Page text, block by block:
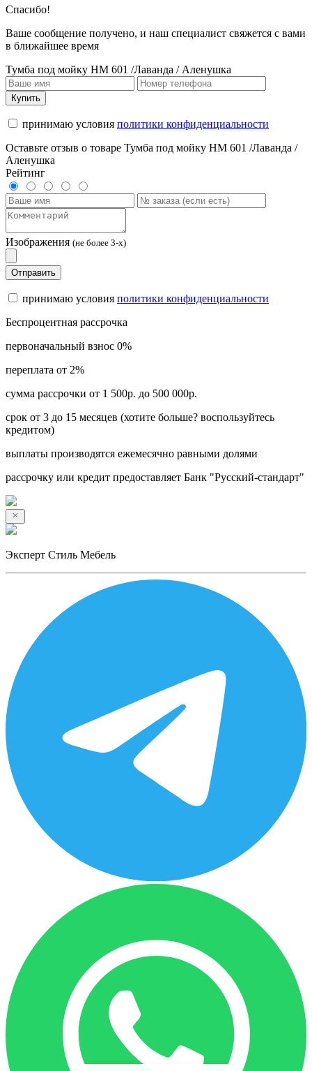
Спасибо!
Ваше сообщение получено, и наш специалист свяжется с вами
в ближайшее время
Тумба под мойку НМ 601 /Лаванда / Аленушка
Купить
принимаю условия политики конфиденциальности
Оставьте отзыв о товаре Тумба под мойку НМ 601 /Лаванда /
Аленушка
Рейтинг
Изображения (не более 3-х)
Отправить
принимаю условия политики конфиденциальности
Беспроцентная рассрочка
первоначальный взнос 0%
переплата от 2%
сумма рассрочки от 1 500р. до 500 000р.
срок от 3 до 15 месяцев (хотите больше? воспользуйтесь
кредитом)
выплаты производятся ежемесячно равными долями
рассрочку или кредит предоставляет Банк "Русский-стандарт"
Эксперт Стиль Мебель